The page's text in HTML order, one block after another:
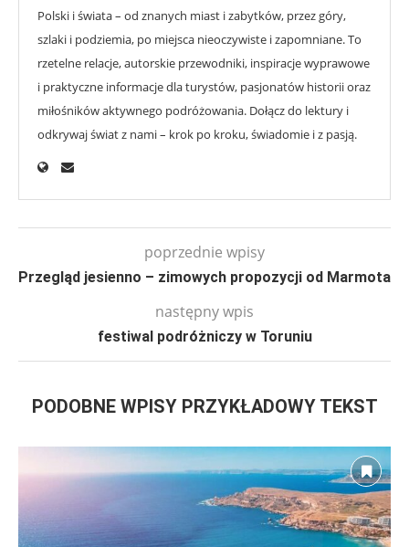
Polski i świata – od znanych miast i zabytków, przez góry,
szlaki i podziemia, po miejsca nieoczywiste i zapomniane. To
rzetelne relacje, autorskie przewodniki, inspiracje wyprawowe
i praktyczne informacje dla turystów, pasjonatów historii oraz
miłośników aktywnego podróżowania. Dołącz do lektury i
odkrywaj świat z nami – krok po kroku, świadomie i z pasją.
poprzednie wpisy
Przegląd jesienno – zimowych propozycji od Marmota
następny wpis
festiwal podróżniczy w Toruniu
PODOBNE WPISY PRZYKŁADOWY TEKST